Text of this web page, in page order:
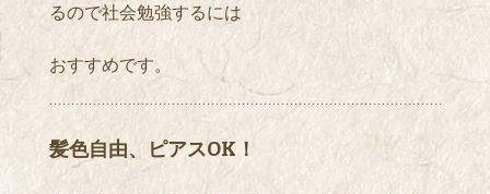
るので社会勉強するには
おすすめです。
髪色自由、ピアスOK！